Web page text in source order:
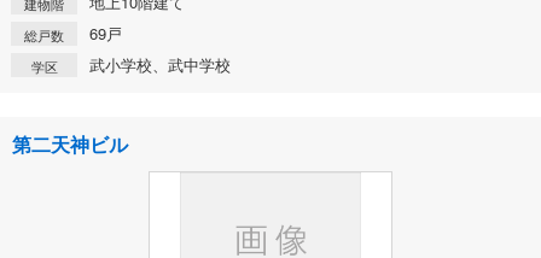
総戸数 69戸
学区 武小学校、武中学校
第二天神ビル